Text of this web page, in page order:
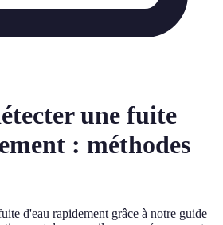
une fuite
: méthodes
d'eau rapidement grâce à notre guide